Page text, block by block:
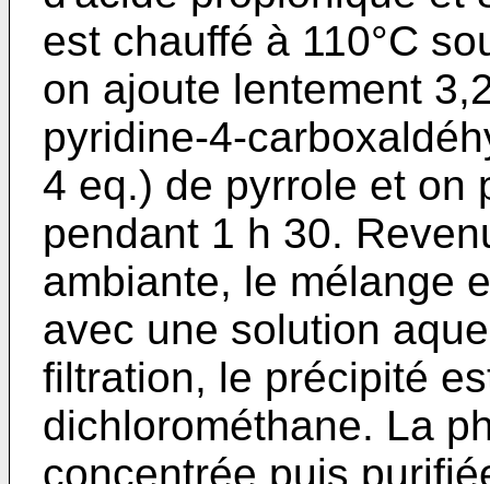
est chauffé à 110°C
on ajoute len­tement
pyridine-4-
4 eq.) de pyrrole et on
pendant 1 h 30.
ambiante, le mélange
avec une solution
filtration, le précipité
dichlorométhane. La
concentrée puis